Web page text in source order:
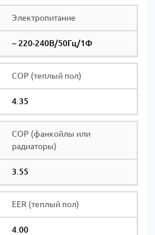
Электропитание
~ 220-240В/50Гц/1Ф
COP (теплый пол)
4.35
COP (фанкойлы или
радиаторы)
3.55
EER (теплый пол)
4.00